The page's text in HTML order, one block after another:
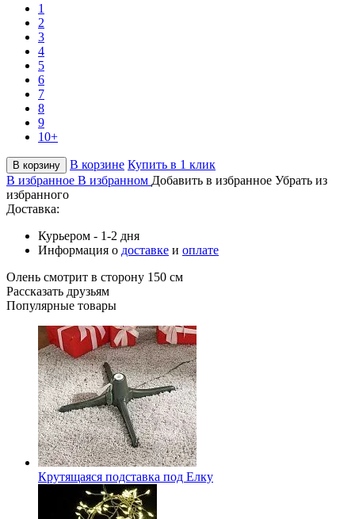
1
2
3
4
5
6
7
8
9
10+
В корзину В корзине Купить в 1 клик
В избранное В избранном Добавить в избранное Убрать из
избранного
Доставка:
Курьером - 1-2 дня
Информация о доставке и оплате
Олень смотрит в сторону 150 см
Рассказать друзьям
Популярные товары
Крутящаяся подставка под Елку